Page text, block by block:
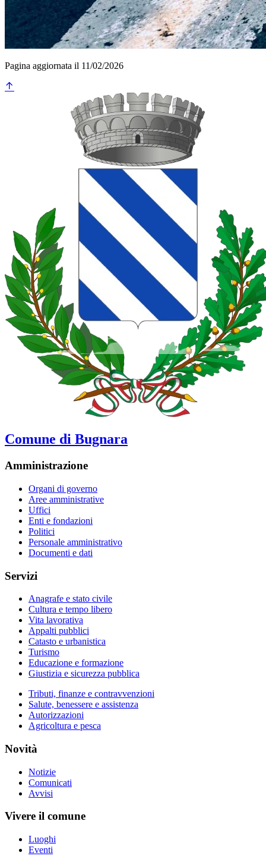
Pagina aggiornata il 11/02/2026
Comune di Bugnara
Amministrazione
Organi di governo
Aree amministrative
Uffici
Enti e fondazioni
Politici
Personale amministrativo
Documenti e dati
Servizi
Anagrafe e stato civile
Cultura e tempo libero
Vita lavorativa
Appalti pubblici
Catasto e urbanistica
Turismo
Educazione e formazione
Giustizia e sicurezza pubblica
Tributi, finanze e contravvenzioni
Salute, benessere e assistenza
Autorizzazioni
Agricoltura e pesca
Novità
Notizie
Comunicati
Avvisi
Vivere il comune
Luoghi
Eventi